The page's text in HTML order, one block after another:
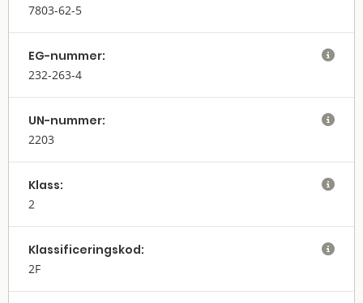
7803-62-5
EG-nummer:
232-263-4

UN-nummer:
2203

Klass:
2

Klassifi­cerings­kod:
2F
